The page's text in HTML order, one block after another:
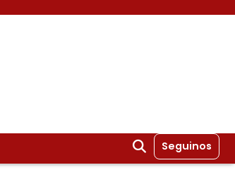
Seguinos